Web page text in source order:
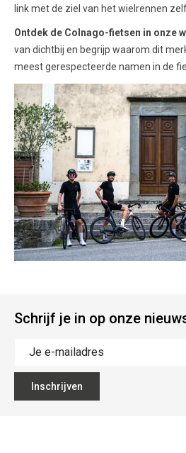
link met de ziel van het wielrennen
Ontdek de Colnago-fietsen in onze
van dichtbij en begrijp waarom dit
meest gerespecteerde namen in de
Schrijf je in op onze
Inschrijven